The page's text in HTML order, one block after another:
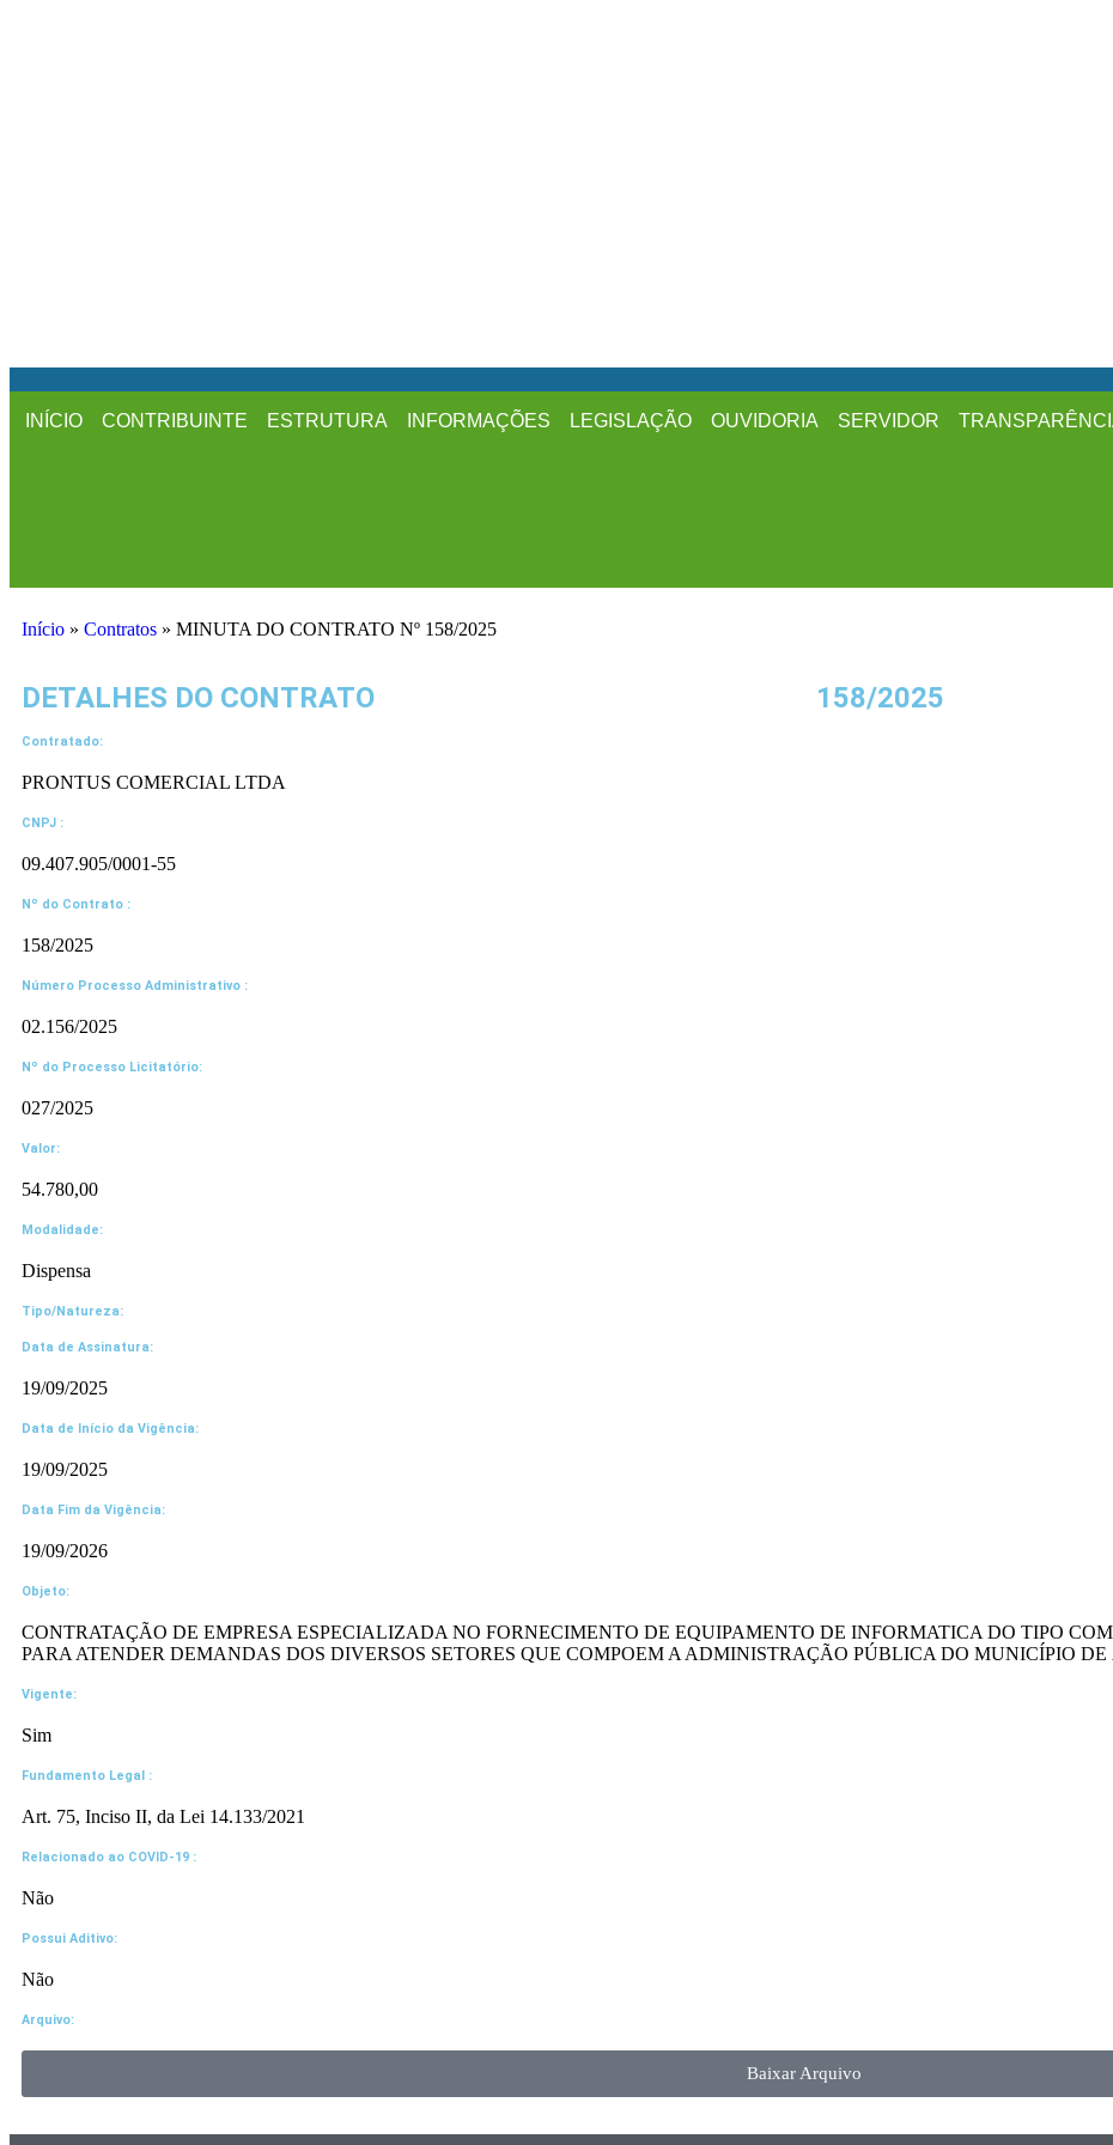
INÍCIO CONTRIBUINTE ESTRUTURA INFORMAÇÕES LEGISLAÇÃO OUVIDORIA SERVIDOR
Início » Contratos » MINUTA DO CONTRATO Nº 158/2025
DETALHES DO CONTRATO​ 158/2025
Contratado:
PRONTUS COMERCIAL LTDA
CNPJ :
09.407.905/0001-55
Nº do Contrato :
158/2025
Número Processo Administrativo :
02.156/2025
Nº do Processo Licitatório:
027/2025
Valor:
54.780,00
Modalidade:
Dispensa
Tipo/Natureza:
Data de Assinatura:
19/09/2025
Data de Início da Vigência:
19/09/2025
Data Fim da Vigência:
19/09/2026
Objeto:
CONTRATAÇÃO DE EMPRESA ESPECIALIZADA NO FORNECIMENTO DE EQUIPAMENTO DE INFORMATICA DO TIPO
PARA ATENDER DEMANDAS DOS DIVERSOS SETORES QUE COMPOEM A ADMINISTRAÇÃO PÚBLICA DO MUNICÍPIO
Vigente:
Sim
Fundamento Legal :​
Art. 75, Inciso II, da Lei 14.133/2021
Relacionado ao COVID-19 :​
Não
Possui Aditivo:​
Não
Arquivo:
Baixar Arquivo